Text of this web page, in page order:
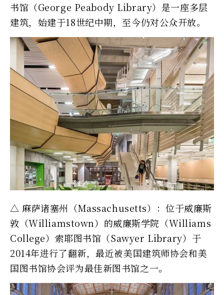
书馆（George Peabody Library）是一座多层
建筑，始建于18世纪中期，至今仍对公众开放。
△ 麻萨诸塞州（Massachusetts）：位于威廉斯
敦（Williamstown）的威廉斯学院（Williams
College）索耶图书馆（Sawyer Library）于
2014年进行了翻新，最近被美国建筑师协会和美
国图书馆协会评为最佳新图书馆之一。